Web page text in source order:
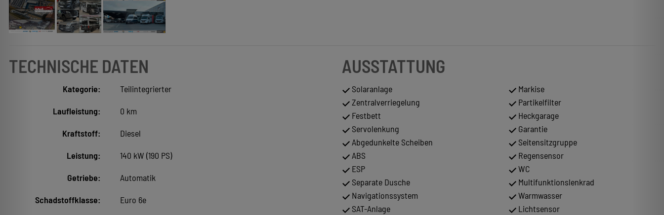
TECHNISCHE DATEN
Kategorie: Teilintegrierter
Laufleistung: 0 km
Kraftstoff: Diesel
Leistung: 140 kW (190 PS)
Getriebe: Automatik
Schadstoffklasse: Euro 6e
AUSSTATTUNG
Solaranlage
Zentralverriegelung
Festbett
Servolenkung
Abgedunkelte Scheiben
ABS
ESP
Separate Dusche
Navigationssystem
SAT-Anlage
Markise
Partikelfilter
Heckgarage
Garantie
Seitensitzgruppe
Regensensor
WC
Multifunktionslenkrad
Warmwasser
Lichtsensor